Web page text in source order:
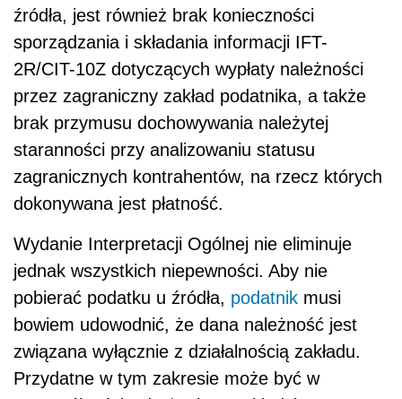
źródła, jest również brak konieczności
sporządzania i składania informacji IFT-
2R/CIT-10Z dotyczących wypłaty należności
przez zagraniczny zakład podatnika, a także
brak przymusu dochowywania należytej
staranności przy analizowaniu statusu
zagranicznych kontrahentów, na rzecz których
dokonywana jest płatność.
Wydanie Interpretacji Ogólnej nie eliminuje
jednak wszystkich niepewności. Aby nie
pobierać podatku u źródła, podatnik musi
bowiem udowodnić, że dana należność jest
związana wyłącznie z działalnością zakładu.
Przydatne w tym zakresie może być w